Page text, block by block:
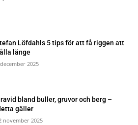
Löfdahls 5 tips för att få riggen att
länge
2025
bland buller, gruvor och berg –
gäller
november 2025